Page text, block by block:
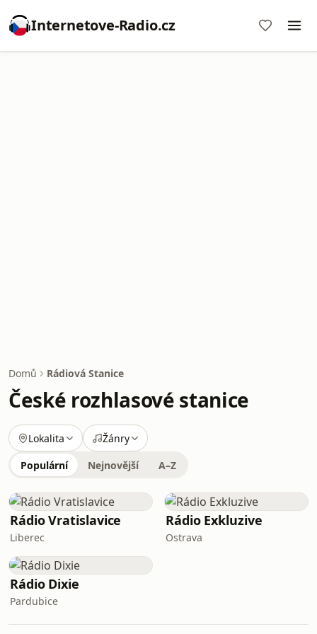
Internetove-Radio.cz
Domů Rádiová Stanice
České rozhlasové stanice
Lokalita Žánry
Populární Nejnovější A–Z
Rádio Vratislavice
Liberec
Rádio Exkluzive
Ostrava
Rádio Dixie
Pardubice